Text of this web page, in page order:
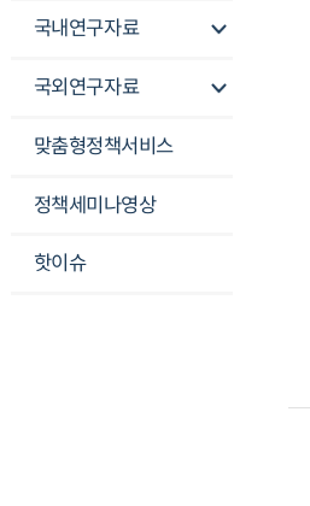
국내연구자료
국외연구자료
맞춤형정책서비스
정책세미나영상
핫이슈